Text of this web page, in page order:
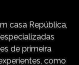
casa República,
de primeira
como